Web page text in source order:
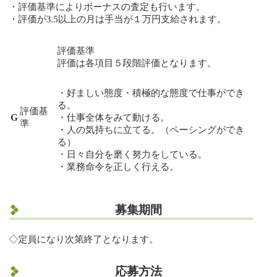
・評価基準によりボーナスの査定も行います。
・評価が3.5以上の月は手当が１万円支給されます。
G
評価基
準
評価基準
評価は各項目５段階評価となります。
・好ましい態度・積極的な態度で仕事ができ
る。
・仕事全体をみて動ける。
・人の気持ちに立てる。（ペーシングができ
る）
・日々自分を磨く努力をしている。
・業務命令を正しく行える。
募集期間
◇定員になり次第終了となります。
応募方法